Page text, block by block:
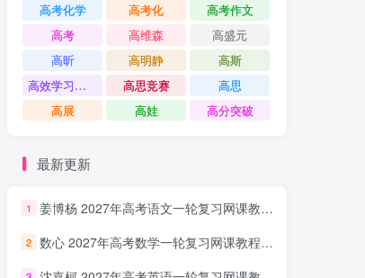
高考化学
高考化
高考作文
高考
高维森
高盛元
高昕
高明静
高斯
高效学习方法课
高思竞赛
高思
高展
高娃 高分突破
最新更新
1 姜博杨 2027年高考语文一轮复习网课教程 高三语文 上学期暑假班视频教程 百度网盘下载
2 数心 2027年高考数学一轮复习网课教程 高三数学 上学期暑假班视频教程 百度网盘下载